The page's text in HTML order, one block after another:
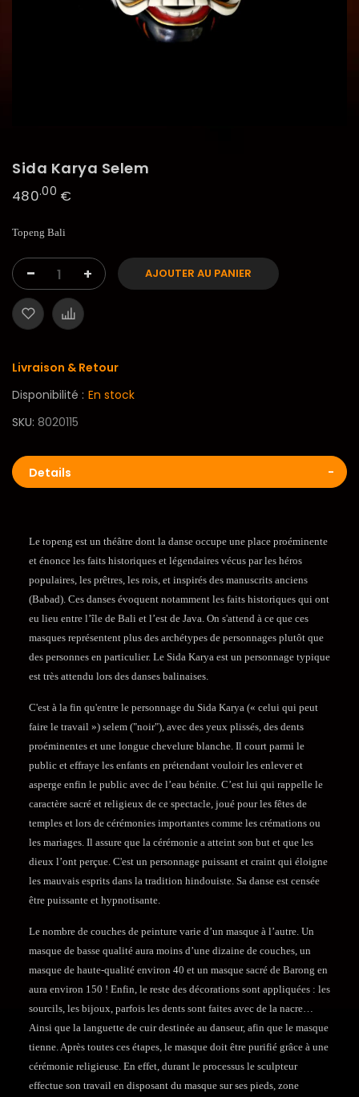
Sida Karya Selem
480.00 €
Topeng Bali
- + AJOUTER AU PANIER
Livraison & Retour
Disponibilité : En stock
SKU 8020115
Details
Le topeng est un théâtre dont la danse occupe une place proéminente
et énonce les faits historiques et légendaires vécus par les héros
populaires, les prêtres, les rois, et inspirés des manuscrits anciens
(Babad). Ces danses évoquent notamment les faits historiques qui ont
eu lieu entre l’île de Bali et l’est de Java. On s'attend à ce que ces
masques représentent plus des archétypes de personnages plutôt que
des personnes en particulier. Le Sida Karya est un personnage typique
est très attendu lors des danses balinaises.
C'est à la fin qu'entre le personnage du Sida Karya (« celui qui peut
faire le travail ») selem ("noir"), avec des yeux plissés, des dents
proéminentes et une longue chevelure blanche. Il court parmi le
public et effraye les enfants en prétendant vouloir les enlever et
asperge enfin le public avec de l’eau bénite. C’est lui qui rappelle le
caractère sacré et religieux de ce spectacle, joué pour les fêtes de
temples et lors de cérémonies importantes comme les crémations ou
les mariages. Il assure que la cérémonie a atteint son but et que les
dieux l’ont perçue. C'est un personnage puissant et craint qui éloigne
les mauvais esprits dans la tradition hindouiste. Sa danse est censée
être puissante et hypnotisante.
Le nombre de couches de peinture varie d’un masque à l’autre. Un
masque de basse qualité aura moins d’une dizaine de couches, un
masque de haute-qualité environ 40 et un masque sacré de Barong en
aura environ 150 ! Enfin, le reste des décorations sont appliquées : les
sourcils, les bijoux, parfois les dents sont faites avec de la nacre…
Ainsi que la languette de cuir destinée au danseur, afin que le masque
tienne. Après toutes ces étapes, le masque doit être purifié grâce à une
cérémonie religieuse. En effet, durant le processus le sculpteur
effectue son travail en disposant du masque sur ses pieds, zone